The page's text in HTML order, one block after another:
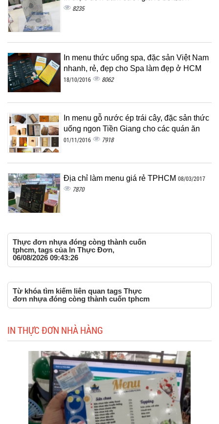
8235
In menu thức uống spa, đặc sản Việt Nam
nhanh, rẻ, đẹp cho Spa làm đẹp ở HCM
18/10/2016 8062
In menu gỗ nước ép trái cây, đặc sản thức
uống ngon Tiền Giang cho các quán ăn
01/11/2016 7918
Địa chỉ làm menu giá rẻ TPHCM 08/03/2017
7870
Thực đơn nhựa đóng còng thành cuốn
tphcm, tags của In Thực Đơn,
06/08/2026 09:43:26
Từ khóa tìm kiếm liên quan tags Thực
đơn nhựa đóng còng thành cuốn tphcm
IN THỰC ĐƠN NHÀ HÀNG